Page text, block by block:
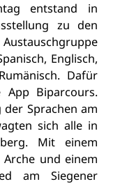
entstand in
zu den
Englisch,
Dafür
Biparcours.
der Sprachen am
sich alle in
Mit einem
und einem
am Siegener